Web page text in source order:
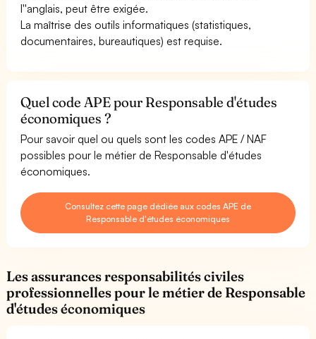
l''anglais, peut être exigée.
La maîtrise des outils informatiques (statistiques,
documentaires, bureautiques) est requise.
Quel code APE pour Responsable d'études
économiques ?
Pour savoir quel ou quels sont les codes APE / NAF
possibles pour le métier de Responsable d'études
économiques.
Consultez cette page dédiée aux codes APE de
Responsable d'études économiques
Les assurances responsabilités civiles
professionnelles pour le métier de Responsable
d'études économiques